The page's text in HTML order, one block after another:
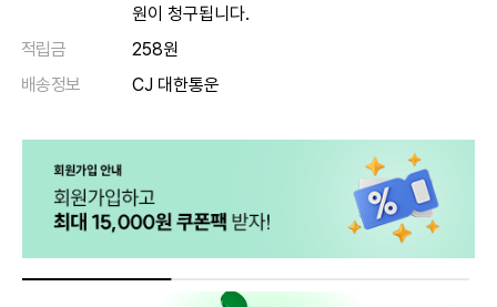
원이 청구됩니다.
적립금
258원
배송정보
CJ 대한통운